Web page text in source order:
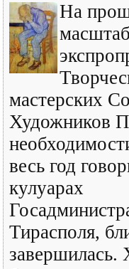
На
мастерских
Художников
весь год
кулуарах
Тирасполя,
завершилась.